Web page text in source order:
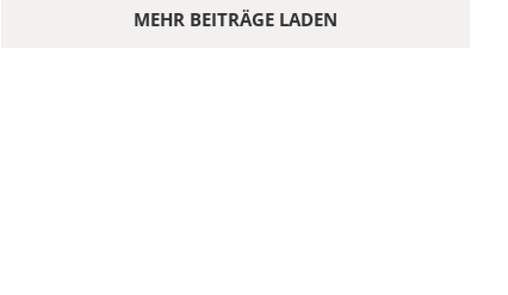
MEHR BEITRÄGE LADEN